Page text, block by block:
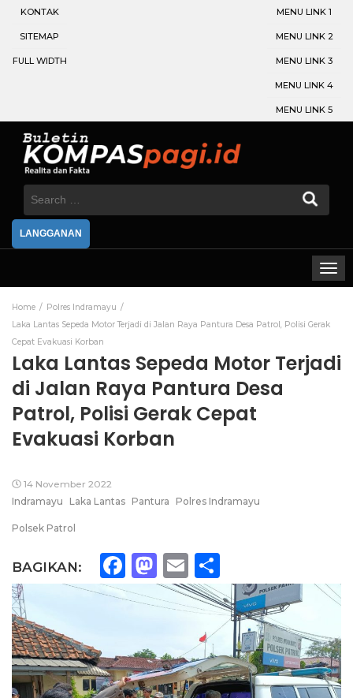
KONTAK
SITEMAP
FULL WIDTH
MENU LINK 1
MENU LINK 2
MENU LINK 3
MENU LINK 4
MENU LINK 5
Search
LANGGANAN
Home
Polres Indramayu
Laka Lantas Sepeda Motor Terjadi di Jalan Raya Pantura Desa Patrol, Polisi Gerak
Cepat Evakuasi Korban
Laka Lantas Sepeda Motor Terjadi
di Jalan Raya Pantura Desa
Patrol, Polisi Gerak Cepat
Evakuasi Korban
14 November 2022
Indramayu
Laka Lantas Pantura Polres Indramayu
Polsek Patrol
BAGIKAN: Facebook
Mastodon
Email